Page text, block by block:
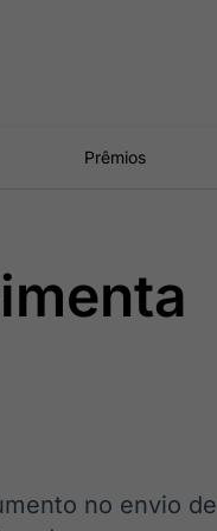
Prêmios
no envio de